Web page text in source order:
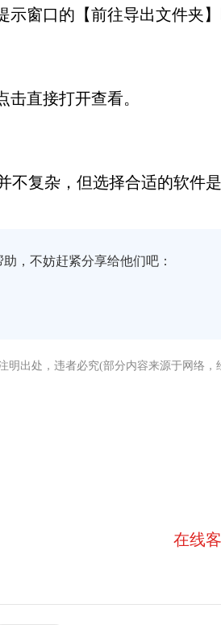
窗口的【前往导出文件夹】
直接打开查看。
不复杂，但选择合适的软件
，不妨赶紧分享给他们吧：
明出处，违者必究(部分内容来源于网络
在线